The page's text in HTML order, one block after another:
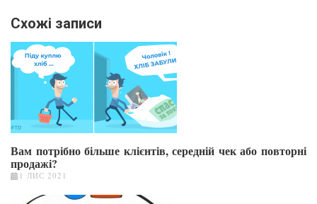
Схожі записи
Вам потрібно більше клієнтів, середній чек або повторні
продажі?
1 ЛИС 2021